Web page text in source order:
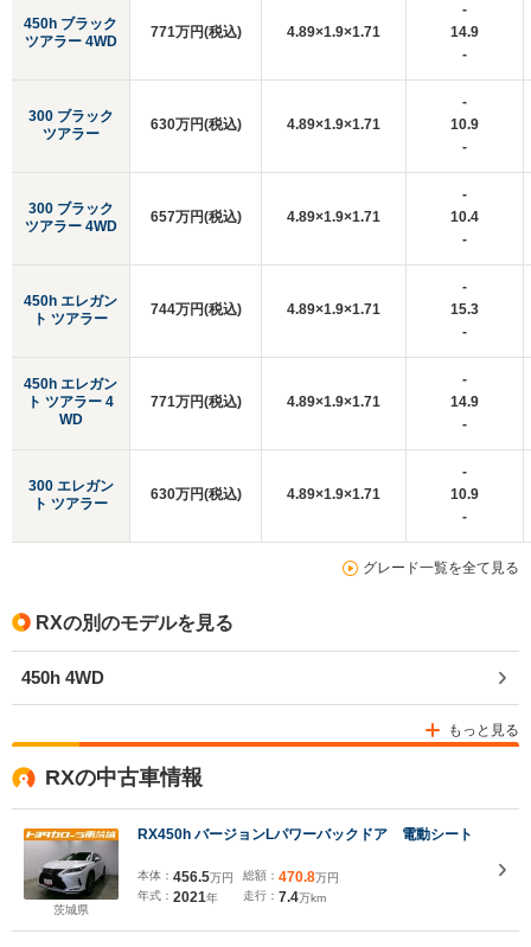
450h ブラック
ツアラー 4WD
300 ブラック
ツアラー
300 ブラック
ツアラー 4WD
450h エレガン
ト ツアラー
450h エレガン
ト ツアラー 4
WD
300 エレガン
ト ツアラー
771万円(税込) 4.89×1.9×1.71
-
14.9
-
630万円(税込) 4.89×1.9×1.71
-
10.9
-
657万円(税込) 4.89×1.9×1.71
-
10.4
-
744万円(税込) 4.89×1.9×1.71
-
15.3
-
771万円(税込) 4.89×1.9×1.71
-
14.9
-
630万円(税込) 4.89×1.9×1.71
-
10.9
-
グレード一覧を全て見る
RXの別のモデルを見る
450h 4WD
もっと見る
RXの中古車情報
茨城県
RX450h バージョンLパワーバックドア 電動シート
本体： 456.5万円
年式： 2021年
総額： 470.8万円
走行： 7.4万km